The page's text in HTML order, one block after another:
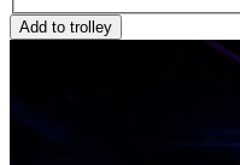
Add to trolley